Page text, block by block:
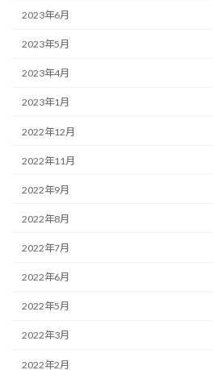
2023年6月
2023年5月
2023年4月
2023年1月
2022年12月
2022年11月
2022年9月
2022年8月
2022年7月
2022年6月
2022年5月
2022年3月
2022年2月